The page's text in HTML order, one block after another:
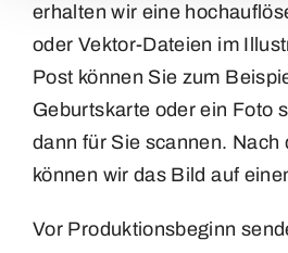
erhalten wir eine
oder Vektor-Dateien im
Post können Sie zum
Geburtskarte oder ein Foto
dann für Sie scannen. Nach
können wir das Bild auf
Vor Produktionsbeginn